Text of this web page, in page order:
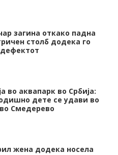
загина откако падна
столб додека го
во аквапарк во Србија:
дете се удави во
Смедерево
жена додека носела